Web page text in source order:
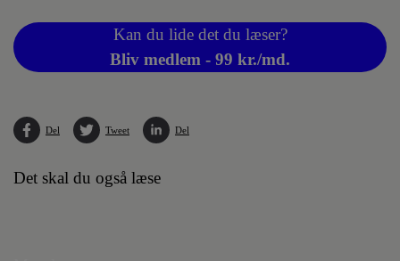
Kan du lide det du læser?
Bliv medlem - 99 kr./md.
Del Tweet Del
Det skal du også læse